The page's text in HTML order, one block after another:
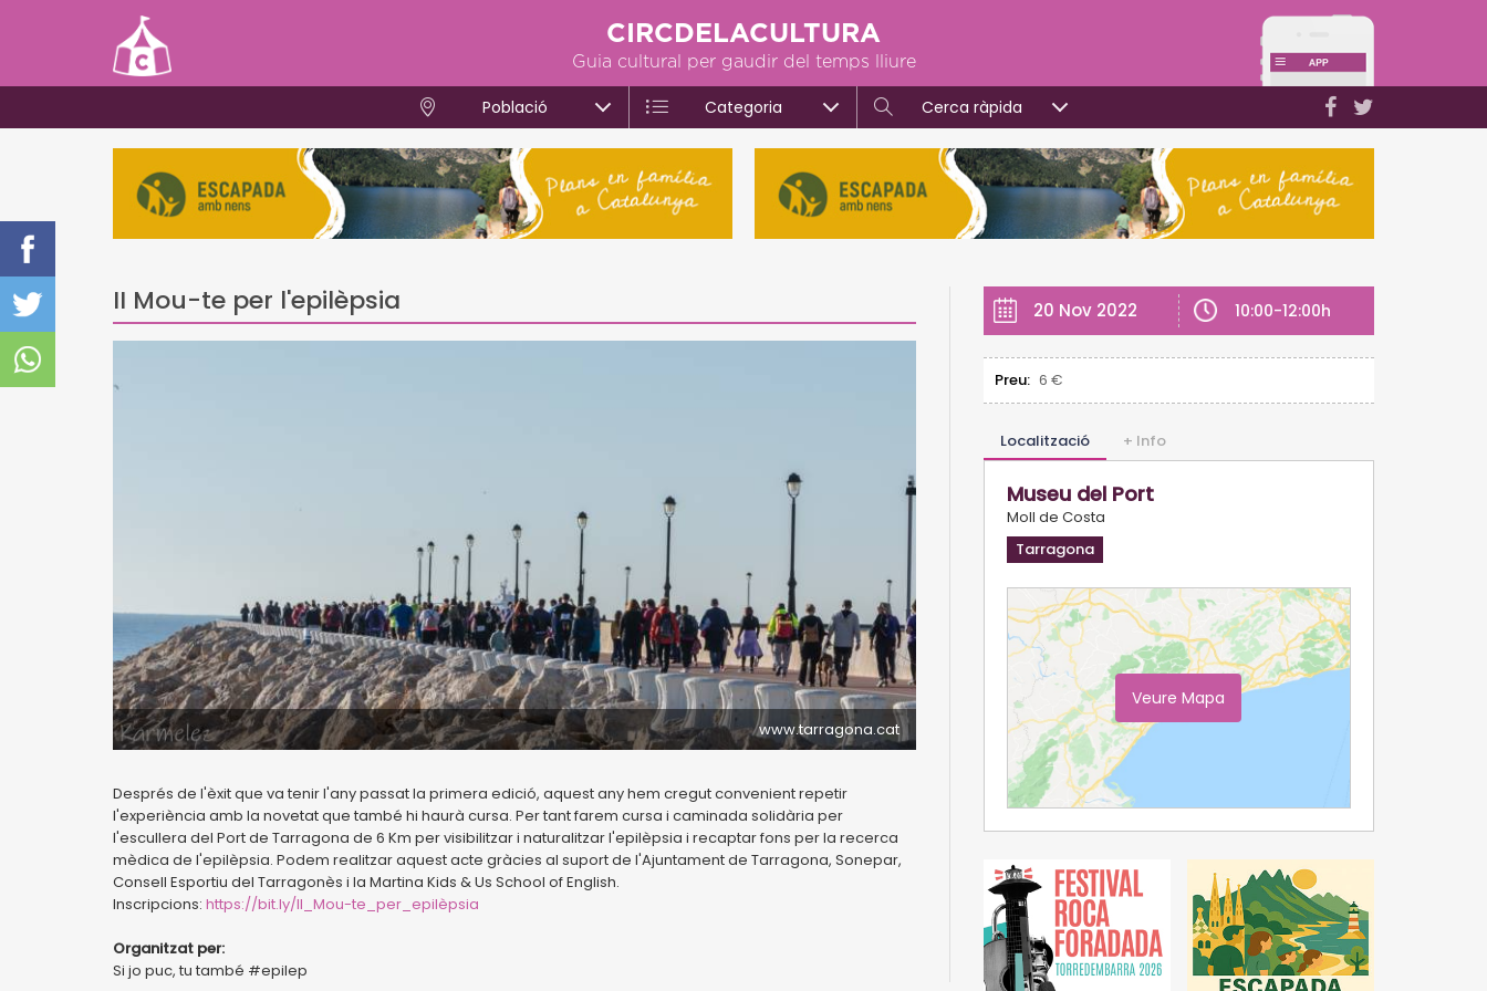
CIRCDELACULTURA
Guia cultural per gaudir del temps lliure
Població Categoria Cerca ràpida
II Mou-te per l'epilèpsia
www.tarragona.cat
Després de l'èxit que va tenir l'any passat la primera edició, aquest any hem cregut convenient repetir
l'experiència amb la novetat que també hi haurà cursa. Per tant farem cursa i caminada solidària per
l'escullera del Port de Tarragona de 6 Km per visibilitzar i naturalitzar l'epilèpsia i recaptar fons per la recerca
mèdica de l'epilèpsia. Podem realitzar aquest acte gràcies al suport de l'Ajuntament de Tarragona, Sonepar,
Consell Esportiu del Tarragonès i la Martina Kids & Us School of English.
Inscripcions: https://bit.ly/II_Mou-te_per_epilèpsia
Organitzat per:
Si jo puc, tu també #epilep
20 Nov 2022 10:00-12:00h
Preu: 6 €
Localització + Info
Museu del Port
Moll de Costa
Tarragona
Veure Mapa